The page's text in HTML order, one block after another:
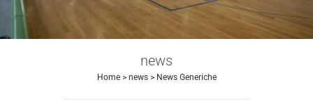
news
Home> news> News Generiche